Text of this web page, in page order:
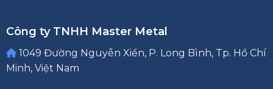
Công ty TNHH Master Metal
1049 Đường Nguyễn Xiển, P. Long Bình, Tp. Hồ Chí
Minh, Việt Nam